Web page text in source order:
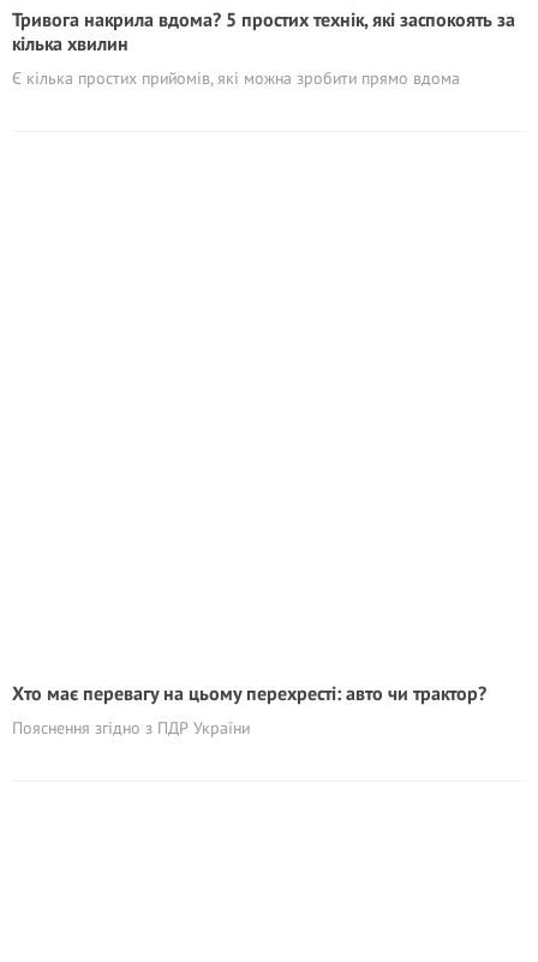
Тривога накрила вдома? 5 простих технік, які заспокоять за
кілька хвилин
Є кілька простих прийомів, які можна зробити прямо вдома
Хто має перевагу на цьому перехресті: авто чи трактор?
Пояснення згідно з ПДР України